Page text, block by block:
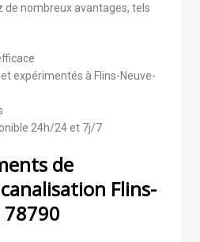
de nombreux avantages, tels
expérimentés à Flins-Neuve-
24h/24 et 7j/7
de
Flins-
78790